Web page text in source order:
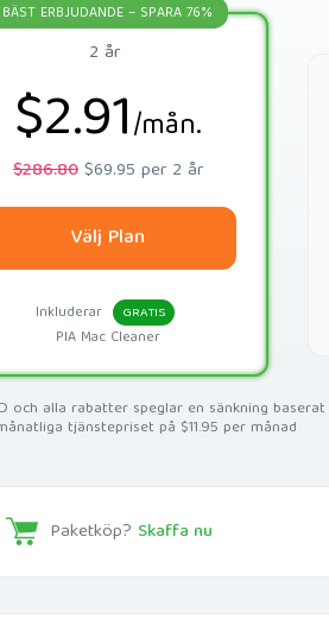
BÄST ERBJUDANDE – SPARA 76%
2 år
$2.91/mån.
$286.80$69.95 per 2 år
Välj Plan
Inkluderar GRATIS
PIA Mac Cleaner
och alla rabatter speglar en sänkning
tjänstepriset på $11.95 per månad
Paketköp? Skaffa nu